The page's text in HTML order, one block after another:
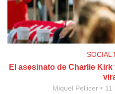
SOCIAL
El asesinato de Charlie
Miquel Pellicer 11